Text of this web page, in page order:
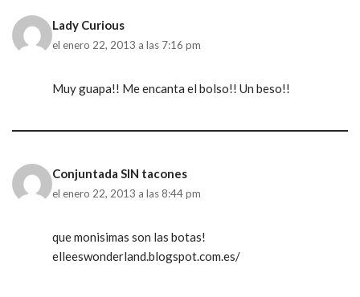
Lady Curious
el enero 22, 2013 a las 7:16 pm
Muy guapa!! Me encanta el bolso!! Un beso!!
Conjuntada SIN tacones
el enero 22, 2013 a las 8:44 pm
que monisimas son las botas!
elleeswonderland.blogspot.com.es/